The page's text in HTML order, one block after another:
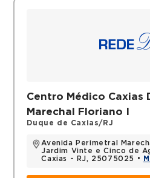
Centro Médico Caxias
Marechal Floriano I
Duque de Caxias/RJ
Avenida Perimetral
Jardim Vinte e Cinco de
Caxias - RJ, 25075025 •